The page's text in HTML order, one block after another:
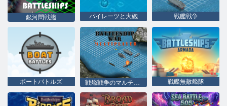
銀河間戦艦 パイレーツと大砲 戦艦戦争
ボートバトルズ 戦艦無敵艦隊